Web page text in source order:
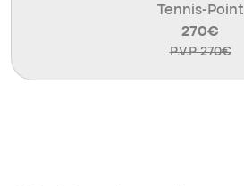
Tennis-Point
270€
P.V.P 270€